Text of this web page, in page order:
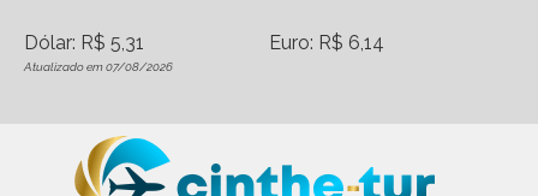
Dólar: R$ 5,31 Euro: R$ 6,14
Atualizado em 07/08/2026